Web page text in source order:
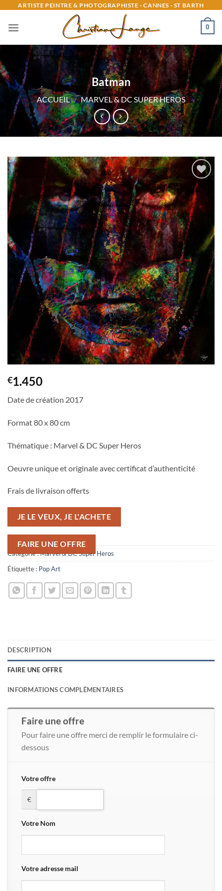
Passer
contenu
ARTISTE PEINTRE & PHOTOGRAPHISTE - CANNES - ST BARTH
0
Batman
ACCUEIL / MARVEL & DC SUPER HEROS
Ajouter
à la
liste
d’envies
€1.450
Date de création 2017
Format 80 x 80 cm
Thématique : Marvel & DC Super Heros
Oeuvre unique et originale avec certificat d’authenticité
Frais de livraison offerts
JE LE VEUX, JE L'ACHETE
FAIRE UNE OFFRE
Catégorie :Marvel & DC Super Heros
Étiquette : Pop Art
DESCRIPTION
FAIRE UNE OFFRE
INFORMATIONS COMPLÉMENTAIRES
Faire une offre
Pour faire une offre merci de remplir le formulaire ci-
dessous
Votre offre
€
Votre Nom
Votre adresse mail